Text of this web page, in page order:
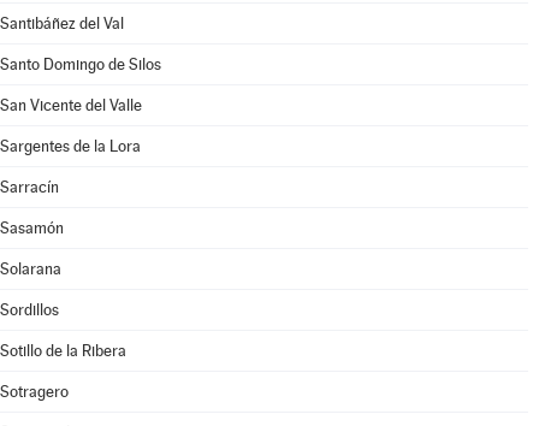
Santibáñez del Val
Santo Domingo de Silos
San Vicente del Valle
Sargentes de la Lora
Sarracín
Sasamón
Solarana
Sordillos
Sotillo de la Ribera
Sotragero